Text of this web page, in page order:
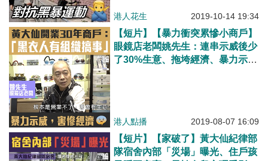
港人花生 2019-10-14 19:34
【短片】【暴力衝突累慘小商戶】
眼鏡店老闆姚先生：連串示威後少
了30%生意、拖垮經濟、暴力示威
港人點播 2019-08-07 16:09
【短片】【家破了】黃大仙紀律部
隊宿舍內部「災場」曝光、住戶孩